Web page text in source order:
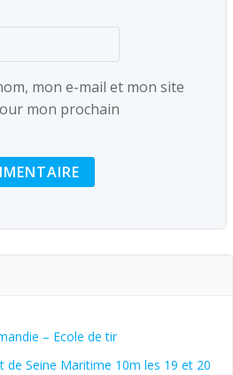
mon e-mail et mon site
mon prochain
– Ecole de tir
de Seine Maritime 10m les 19 et 20